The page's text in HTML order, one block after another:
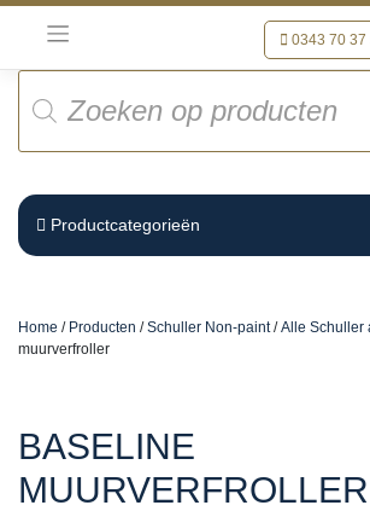
0343 70 37
Producten
Productcategorieën
Home / Producten /Schuller Non-paint/Alle Schuller
muurverfroller
BASELINE
MUURVERFROLLER